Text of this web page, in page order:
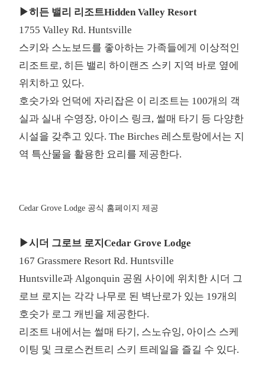
▶히든 밸리 리조트Hidden Valley Resort
1755 Valley Rd. Huntsville
스키와 스노보드를 좋아하는 가족들에게 이상적인
리조트로, 히든 밸리 하이랜즈 스키 지역 바로 옆에
위치하고 있다.
호숫가와 언덕에 자리잡은 이 리조트는 100개의 객
실과 실내 수영장, 아이스 링크, 썰매 타기 등 다양한
시설을 갖추고 있다. The Birches 레스토랑에서는 지
역 특산물을 활용한 요리를 제공한다.
Cedar Grove Lodge 공식 홈페이지 제공
▶시더 그로브 로지Cedar Grove Lodge
167 Grassmere Resort Rd. Huntsville
Huntsville과 Algonquin 공원 사이에 위치한 시더 그
로브 로지는 각각 나무로 된 벽난로가 있는 19개의
호숫가 로그 캐빈을 제공한다.
리조트 내에서는 썰매 타기, 스노슈잉, 아이스 스케
이팅 및 크로스컨트리 스키 트레일을 즐길 수 있다.